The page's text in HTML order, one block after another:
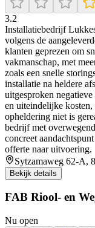
3.2
Installatiebedrijf
volgens de
klanten geprezen om
vakmanschap, met
zoals een snelle
installatie na heldere
uitgesproken
en uiteindelijke
opheldering niet is
bedrijf met
concreet
offerte naar uitvoering.
Sytzamaweg 62-A,
Bekijk details
FAB Riool- en
Nu open